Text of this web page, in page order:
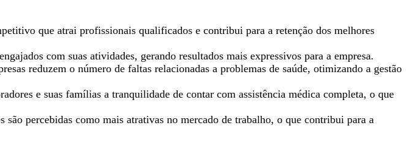
que atrai profissionais qualificados e contribui para a retenção dos melhores
com suas atividades, gerando resultados mais expressivos para a empresa.
reduzem o número de faltas relacionadas a problemas de saúde, otimizando a gestão
e suas famílias a tranquilidade de contar com assistência médica completa, o que
percebidas como mais atrativas no mercado de trabalho, o que contribui para a